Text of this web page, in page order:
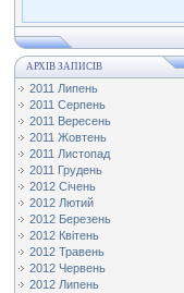
АРХІВ ЗАПИСІВ
2011 Липень
2011 Серпень
2011 Вересень
2011 Жовтень
2011 Листопад
2011 Грудень
2012 Січень
2012 Лютий
2012 Березень
2012 Квітень
2012 Травень
2012 Червень
2012 Липень